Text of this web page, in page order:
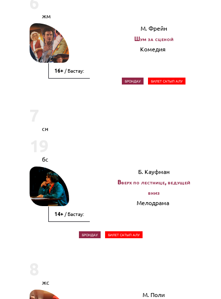
жм
16+ / Бастау:
М. Фрейн
Шум за сценой
Комедия
БРОНДАУ БИЛЕТ САТЫП АЛУ
сн
бс
14+ / Бастау:
Б. Кауфман
Вверх по лестнице, ведущей
вниз
Мелодрама
БРОНДАУ БИЛЕТ САТЫП АЛУ
жс
М. Поли